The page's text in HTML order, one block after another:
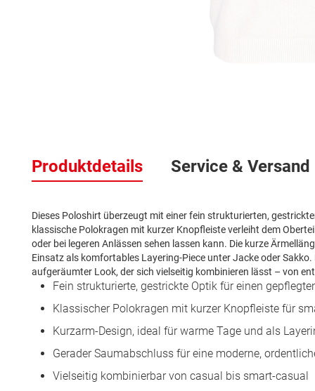
Bildergalerie
springen
Produktdetails
Dieses Poloshirt überzeugt mit einer fein strukturierten,
klassische Polokragen mit kurzer Knopfleiste verleiht dem
oder bei legeren Anlässen sehen lassen kann. Die kurze
Einsatz als komfortables Layering-Piece unter Jacke oder
aufgeräumter Look, der sich vielseitig kombinieren lässt – von
Fein strukturierte, gestrickte Optik für einen
Klassischer Polokragen mit kurzer Knopfleiste für
Kurzarm-Design, ideal für warme Tage und als
Gerader Saumabschluss für eine moderne,
Vielseitig kombinierbar von casual bis smart-casual
Service & Versand